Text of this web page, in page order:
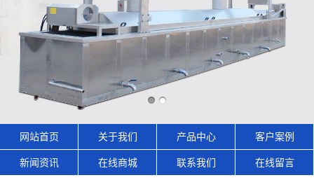
网站首页 关于我们 产品中心 客户案例
新闻资讯 在线商城 联系我们 在线留言